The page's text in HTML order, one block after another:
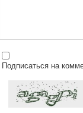
на